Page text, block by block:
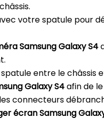
votre spatule pour
Samsung Galaxy S4
entre le châssis
Galaxy S4afin de
connecteurs
écranSamsung